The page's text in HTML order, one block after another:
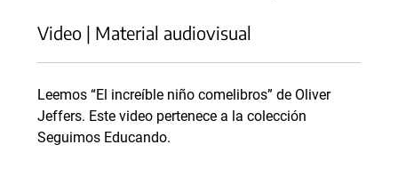
Video | Material audiovisual
Leemos “El increíble niño comelibros” de Oliver
Jeffers. Este video pertenece a la colección
Seguimos Educando.